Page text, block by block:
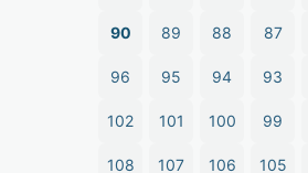
87
88
89
90
93
94
95
96
99
100
101
102
105
106
107
108